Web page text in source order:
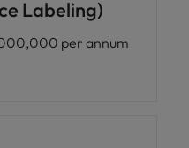
Labeling)
per annum